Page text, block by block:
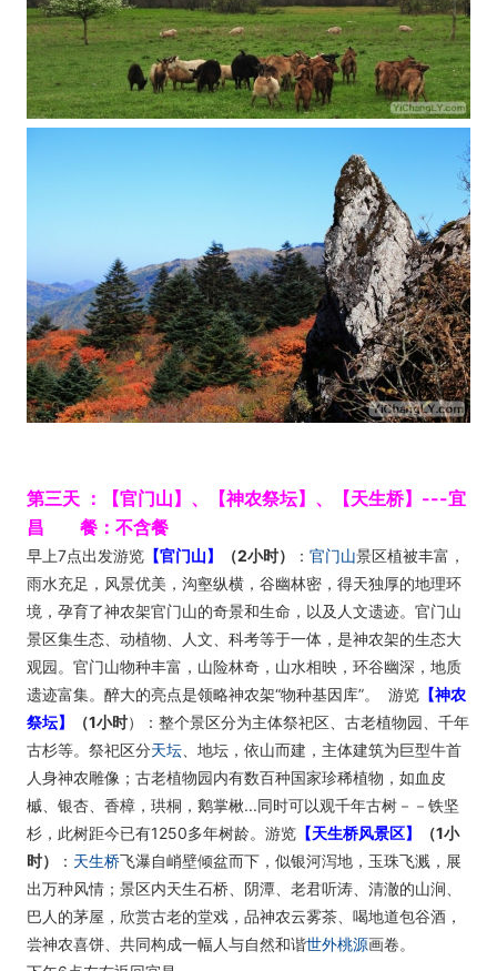
第三天 ：【官门山】、【神农祭坛】、【天生桥】---宜
昌 餐：不含餐
早上7点出发游览 【官门山】 （2小时） ： 官门山景区植被丰富，
雨水充足，风景优美，沟壑纵横，谷幽林密，得天独厚的地理环
境，孕育了神农架官门山的奇景和生命，以及人文遗迹。官门山
景区集生态、动植物、人文、科考等于一体，是神农架的生态大
观园。官门山物种丰富，山险林奇，山水相映，环谷幽深，地质
遗迹富集。醉大的亮点是领略神农架“物种基因库”。 游览 【神农
祭坛】
（1小时）：整个景区分为主体祭祀区、古老植物园、千年
古杉等。祭祀区分天坛、地坛，依山而建，主体建筑为巨型牛首
人身神农雕像；古老植物园内有数百种国家珍稀植物，如血皮
槭、银杏、香樟，珙桐，鹅掌楸...同时可以观千年古树－－铁坚
杉，此树距今已有1250多年树龄。游览 【天生桥风景区】
（1小
时）
： 天生桥飞瀑自峭壁倾盆而下，似银河泻地，玉珠飞溅，展
出万种风情；景区内天生石桥、阴潭、老君听涛、清澈的山涧、
巴人的茅屋，欣赏古老的堂戏，品神农云雾茶、喝地道包谷酒，
尝神农喜饼、共同构成一幅人与自然和谐世外桃源画卷。